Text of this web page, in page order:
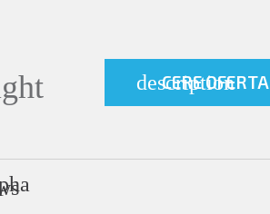
description
CERE OFERTA